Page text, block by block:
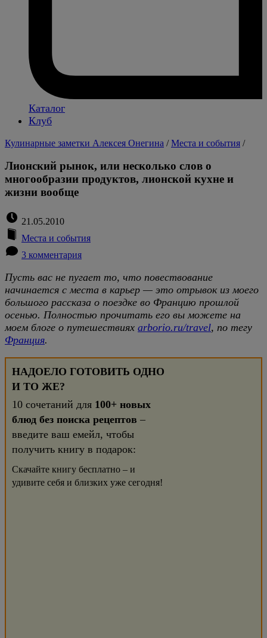
Каталог
Клуб
Кулинарные заметки Алексея Онегина /Места и события /
Лионский рынок, или несколько слов о
многообразии продуктов, лионской кухне и
жизни вообще
21.05.2010
Места и события
3 комментария
Пусть вас не пугает то, что повествование
начинается с места в карьер — это отрывок из моего
большого рассказа о поездке во Францию прошлой
осенью. Полностью прочитать его вы можете на
моем блоге о путешествиях arborio.ru/travel, по тегу
Франция.
НАДОЕЛО ГОТОВИТЬ ОДНО
И ТО ЖЕ?
10 сочетаний для 100+ новых
блюд без поиска рецептов –
введите ваш емейл, чтобы
получить книгу в подарок:
Скачайте книгу бесплатно – и
удивите себя и близких уже сегодня!